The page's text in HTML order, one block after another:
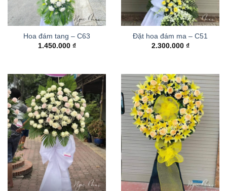
Hoa đám tang – C63
1.450.000 ₫
Đặt hoa đám ma – C51
2.300.000 ₫